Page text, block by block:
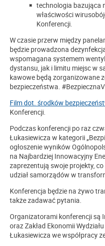
technologia bazująca
właściwości
Konferencji.
W czasie przerw między
będzie prowadzona
wspomagana systemem
dystansu, jak i limitu miejsc w
kawowe będą zorganizowane
bezpieczeństwa.
Film dot. środków
Konferencji.
Podczas konferencji po raz
Łukasiewicza w kategorii
ogłoszenie wyników
na Najbardziej Innowacyjny
zaprezentują swoje projekty,
udział samorządów w
Konferencja będzie na żywo
także zadawać pytania.
Organizatorami konferencji są
oraz Zakład Ekonomii
Łukasiewicza we współpracy